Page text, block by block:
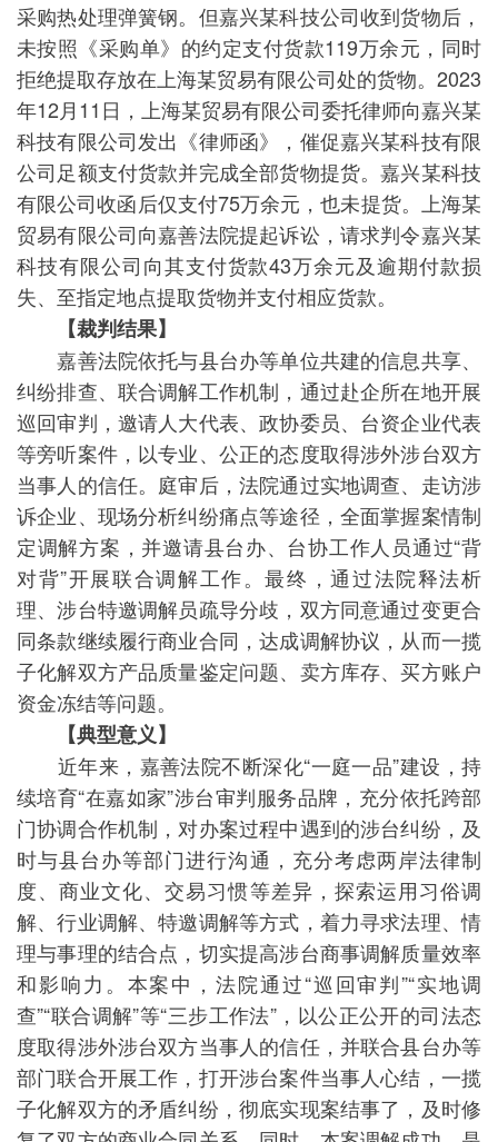
采购热处理弹簧钢。但嘉兴某科技公司收到货物后，
未按照《采购单》的约定支付货款119万余元，同时
拒绝提取存放在上海某贸易有限公司处的货物。2023
年12月11日，上海某贸易有限公司委托律师向嘉兴某
科技有限公司发出《律师函》，催促嘉兴某科技有限
公司足额支付货款并完成全部货物提货。嘉兴某科技
有限公司收函后仅支付75万余元，也未提货。上海某
贸易有限公司向嘉善法院提起诉讼，请求判令嘉兴某
科技有限公司向其支付货款43万余元及逾期付款损
失、至指定地点提取货物并支付相应货款。
【裁判结果】
嘉善法院依托与县台办等单位共建的信息共享、
纠纷排查、联合调解工作机制，通过赴企所在地开展
巡回审判，邀请人大代表、政协委员、台资企业代表
等旁听案件，以专业、公正的态度取得涉外涉台双方
当事人的信任。庭审后，法院通过实地调查、走访涉
诉企业、现场分析纠纷痛点等途径，全面掌握案情制
定调解方案，并邀请县台办、台协工作人员通过“背
对背”开展联合调解工作。最终，通过法院释法析
理、涉台特邀调解员疏导分歧，双方同意通过变更合
同条款继续履行商业合同，达成调解协议，从而一揽
子化解双方产品质量鉴定问题、卖方库存、买方账户
资金冻结等问题。
【典型意义】
近年来，嘉善法院不断深化“一庭一品”建设，持
续培育“在嘉如家”涉台审判服务品牌，充分依托跨部
门协调合作机制，对办案过程中遇到的涉台纠纷，及
时与县台办等部门进行沟通，充分考虑两岸法律制
度、商业文化、交易习惯等差异，探索运用习俗调
解、行业调解、特邀调解等方式，着力寻求法理、情
理与事理的结合点，切实提高涉台商事调解质量效率
和影响力。本案中，法院通过“巡回审判”“实地调
查”“联合调解”等“三步工作法”，以公正公开的司法态
度取得涉外涉台双方当事人的信任，并联合县台办等
部门联合开展工作，打开涉台案件当事人心结，一揽
子化解双方的矛盾纠纷，彻底实现案结事了，及时修